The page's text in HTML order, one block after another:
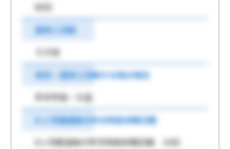
80日
週休二日制
その他
休日・週休２日制その他の場合
年末年始・お盆
6 ヶ月経過後の年次有給休暇日数
6ヶ月経過後の年次有給休暇日数 10日